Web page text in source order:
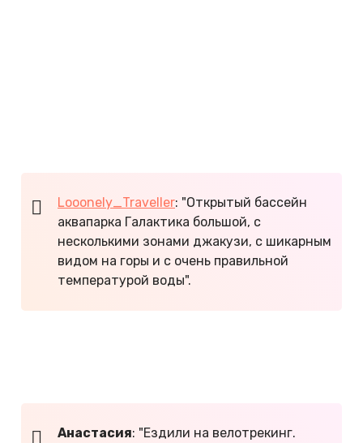
Looonely_Traveller: "Открытый бассейн
аквапарка Галактика большой, с
несколькими зонами джакузи, с шикарным
видом на горы и с очень правильной
температурой воды".
Анастасия: "Ездили на велотрекинг.